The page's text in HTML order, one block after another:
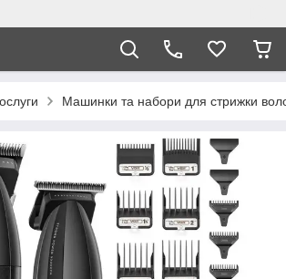
Машинки та набори для стрижки